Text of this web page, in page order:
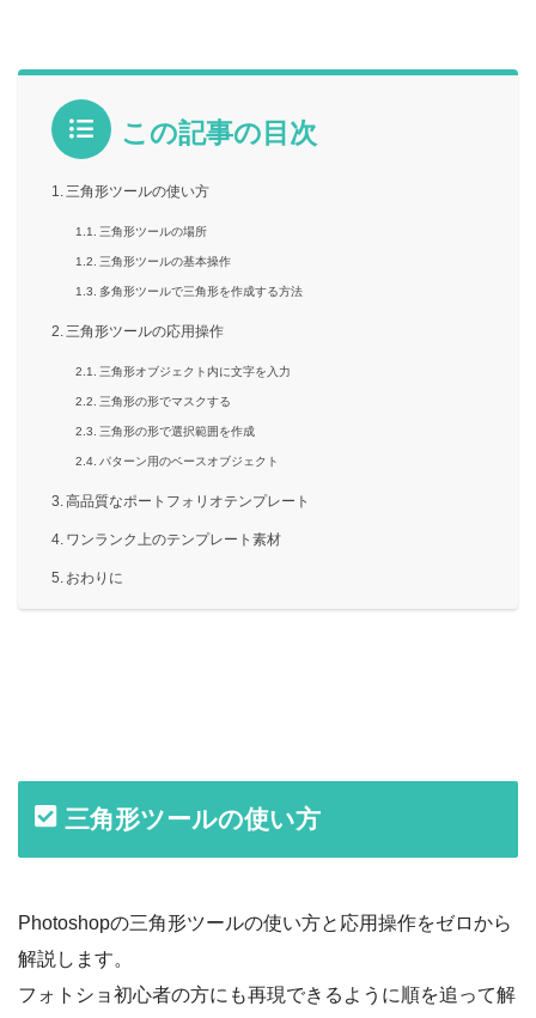
この記事の目次
三角形ツールの使い方
三角形ツールの場所
三角形ツールの基本操作
多角形ツールで三角形を作成する方法
三角形ツールの応用操作
三角形オブジェクト内に文字を入力
三角形の形でマスクする
三角形の形で選択範囲を作成
パターン用のベースオブジェクト
高品質なポートフォリオテンプレート
ワンランク上のテンプレート素材
おわりに
三角形ツールの使い方
Photoshopの三角形ツールの使い方と応用操作をゼロから
解説します。
フォトショ初心者の方にも再現できるように順を追って解